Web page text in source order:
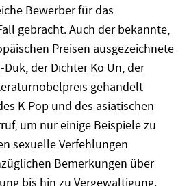
Bewerber für das
gebracht. Auch der bekannte,
Preisen ausgezeichnete
der Dichter Ko Un, der
gehandelt
K-Pop und des asiatischen
um nur einige Beispiele zu
sexuelle Verfehlungen
Bemerkungen über
bis hin zu Vergewaltigung.